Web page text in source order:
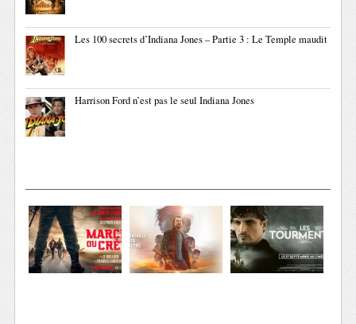
Les 100 secrets d’Indiana Jones – Partie 3 : Le Temple maudit
Harrison Ford n’est pas le seul Indiana Jones